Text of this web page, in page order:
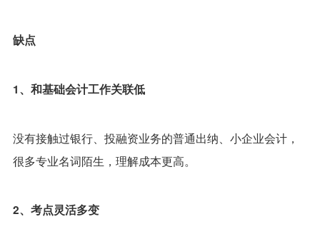
缺点
1、和基础会计工作关联低
没有接触过银行、投融资业务的普通出纳、小企业会计，
很多专业名词陌生，理解成本更高。
2、考点灵活多变